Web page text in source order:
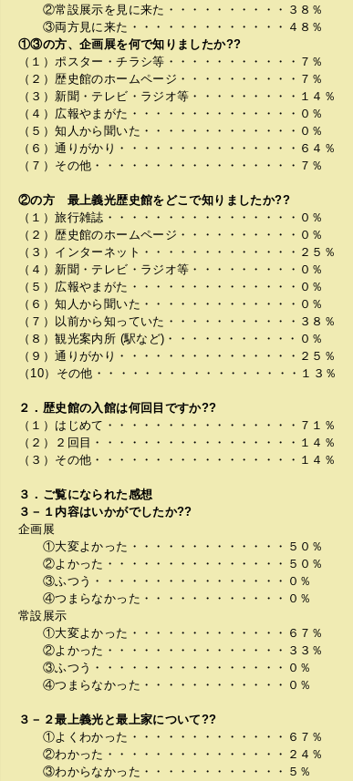
②常設展示を見に来た・・・・・・・・・・３８％
③両方見に来た・・・・・・・・・・・・・４８％
①③の方、企画展を何で知りましたか??
（１）ポスター・チラシ等・・・・・・・・・・・７％
（２）歴史館のホームページ・・・・・・・・・・７％
（３）新聞・テレビ・ラジオ等・・・・・・・・・１４％
（４）広報やまがた・・・・・・・・・・・・・・０％
（５）知人から聞いた・・・・・・・・・・・・・０％
（６）通りがかり・・・・・・・・・・・・・・・６４％
（７）その他・・・・・・・・・・・・・・・・・７％
②の方 最上義光歴史館をどこで知りましたか??
（１）旅行雑誌・・・・・・・・・・・・・・・・０％
（２）歴史館のホームページ・・・・・・・・・・０％
（３）インターネット・・・・・・・・・・・・・２５％
（４）新聞・テレビ・ラジオ等・・・・・・・・・０％
（５）広報やまがた・・・・・・・・・・・・・・０％
（６）知人から聞いた・・・・・・・・・・・・・０％
（７）以前から知っていた・・・・・・・・・・・３８％
（８）観光案内所 (駅など)・・・・・・・・・・・０％
（９）通りがかり・・・・・・・・・・・・・・・２５％
（10）その他・・・・・・・・・・・・・・・・・１３％
２．歴史館の入館は何回目ですか??
（１）はじめて・・・・・・・・・・・・・・・・７１％
（２）２回目・・・・・・・・・・・・・・・・・１４％
（３）その他・・・・・・・・・・・・・・・・・１４％
３．ご覧になられた感想
３－１内容はいかがでしたか??
企画展
①大変よかった・・・・・・・・・・・・・５０％
②よかった・・・・・・・・・・・・・・・５０％
③ふつう・・・・・・・・・・・・・・・・０％
④つまらなかった・・・・・・・・・・・・０％
常設展示
①大変よかった・・・・・・・・・・・・・６７％
②よかった・・・・・・・・・・・・・・・３３％
③ふつう・・・・・・・・・・・・・・・・０％
④つまらなかった・・・・・・・・・・・・０％
３－２最上義光と最上家について??
①よくわかった・・・・・・・・・・・・・６７％
②わかった・・・・・・・・・・・・・・・２４％
③わからなかった・・・・・・・・・・・・５％